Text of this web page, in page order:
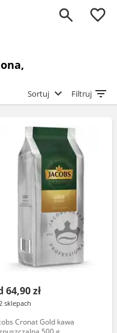
0
Sortuj Filtruj
64,90 zł
sklepach
Cronat Gold kawa